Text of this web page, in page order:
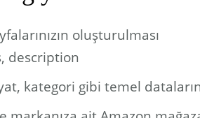
oluşturulması
description
kategori gibi temel